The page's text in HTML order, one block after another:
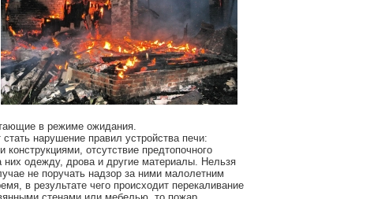
в режиме ожидания.
нарушение правил устройства печи:
отсутствие предтопочного
одежду, дрова и другие материалы. Нельзя
не поручать надзор за ними малолетним
в результате чего происходит перекаливание